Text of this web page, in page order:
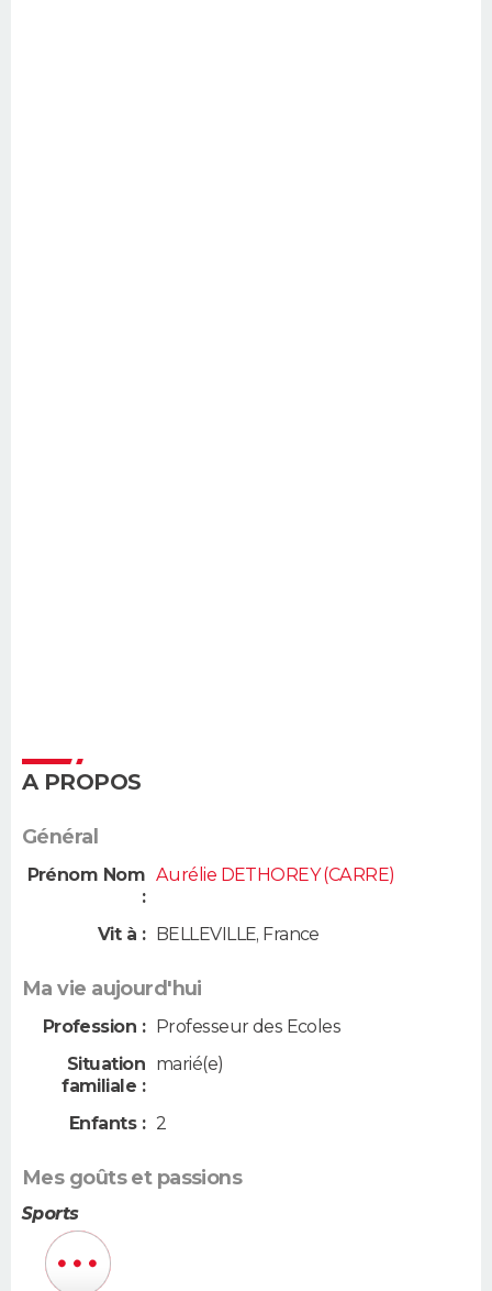
A PROPOS
Général
Prénom Nom
:
Aurélie DETHOREY (CARRE)
Vit à : BELLEVILLE, France
Ma vie aujourd'hui
Profession : Professeur des Ecoles
Situation
familiale :
marié(e)
Enfants : 2
Mes goûts et passions
Sports